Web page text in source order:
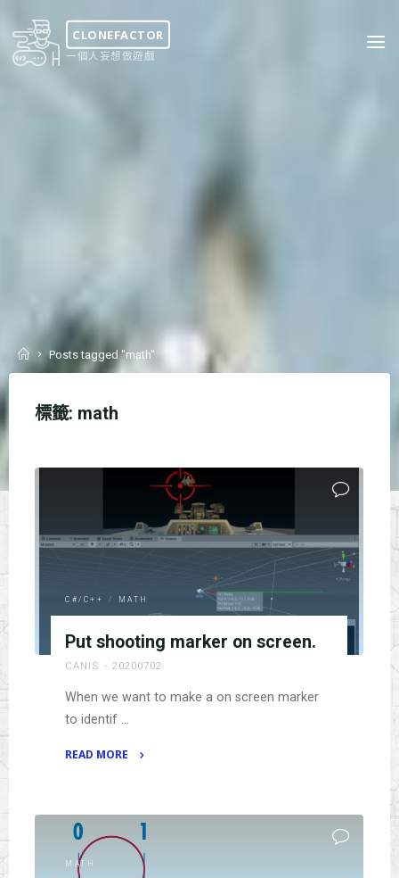
content
CLONEFACTOR
一個人妄想做遊戲
HomePosts tagged "math"
標籤: math
C#/C++ / MATH
Put shooting marker on screen.
CANIS 20200702
When we want to make a on screen marker
to identif …
READ MORE
marker
on
screen."
MATH